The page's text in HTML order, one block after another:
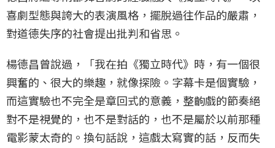
喜劇型態與誇大的表演風格，擺脫過往作品的嚴肅，
對道德失序的社會提出批判和省思。
楊德昌曾說過，「我在拍《獨立時代》時，有一個很
興奮的、很大的樂趣，就像探險。字幕卡是個實驗，
而這實驗也不完全是章回式的意義，整齣戲的節奏絕
對不是視覺的，也不是對話的，也不是屬於以前那種
電影蒙太奇的。換句話說，這戲太寫實的話，反而失